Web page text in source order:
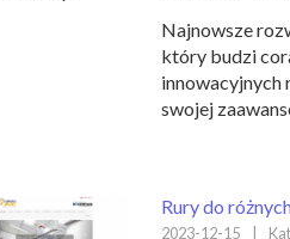
Najnowsze
który budzi
innowacyjnych
swojej
Rury do
2023-12-15